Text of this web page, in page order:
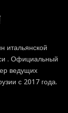
итальянской
. Официальный
ведущих
с 2017 года.